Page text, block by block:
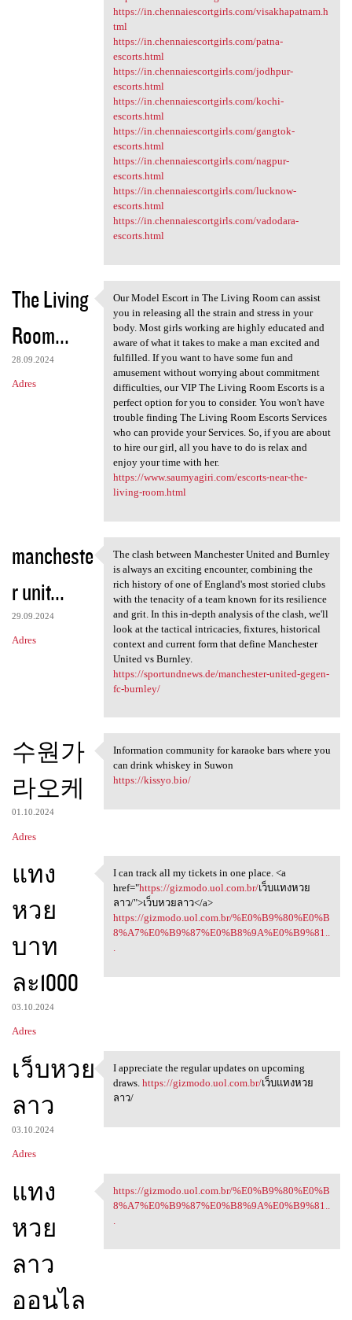
https://in.chennaiescortgirls.com/visakhapatnam.h
tml
https://in.chennaiescortgirls.com/patna-
escorts.html
https://in.chennaiescortgirls.com/jodhpur-
escorts.html
https://in.chennaiescortgirls.com/kochi-
escorts.html
https://in.chennaiescortgirls.com/gangtok-
escorts.html
https://in.chennaiescortgirls.com/nagpur-
escorts.html
https://in.chennaiescortgirls.com/lucknow-
escorts.html
https://in.chennaiescortgirls.com/vadodara-
escorts.html
The Living
Room...
28.09.2024
Adres
Our Model Escort in The
Our Model Escort in The Living Room can assist
you in releasing all the strain and stress in your
body. Most girls working are highly educated and
aware of what it takes to make a man excited and
fulfilled. If you want to have some fun and
amusement without worrying about commitment
difficulties, our VIP The Living Room Escorts is a
perfect option for you to consider. You won't have
trouble finding The Living Room Escorts Services
who can provide your Services. So, if you are about
to hire our girl, all you have to do is relax and
enjoy your time with her.
https://www.saumyagiri.com/escorts-near-the-
living-room.html
mancheste
r unit...
29.09.2024
Adres
The clash between Manchester
The clash between Manchester United and Burnley
is always an exciting encounter, combining the
rich history of one of England's most storied clubs
with the tenacity of a team known for its resilience
and grit. In this in-depth analysis of the clash, we'll
look at the tactical intricacies, fixtures, historical
context and current form that define Manchester
United vs Burnley.
https://sportundnews.de/manchester-united-gegen-
fc-burnley/
수원가
라오케
01.10.2024
Adres
Information community for
Information community for karaoke bars where you
can drink whiskey in Suwon
https://kissyo.bio/
แทง
หวย
บาท
ละ1000
03.10.2024
Adres
I can track all my tickets in
I can track all my tickets in one place. <a
href="https://gizmodo.uol.com.br/เว็บแทงหวย
ลาว/">เว็บหวยลาว</a>
https://gizmodo.uol.com.br/%E0%B9%80%E0%B
8%A7%E0%B9%87%E0%B8%9A%E0%B9%81..
.
เว็บหวย
ลาว
03.10.2024
Adres
I appreciate the regular
I appreciate the regular updates on upcoming
draws. https://gizmodo.uol.com.br/เว็บแทงหวย
ลาว/
แทง
หวย
ลาว
ออนไล
https://gizmodo.uol.com.br/
https://gizmodo.uol.com.br/%E0%B9%80%E0%B
8%A7%E0%B9%87%E0%B8%9A%E0%B9%81..